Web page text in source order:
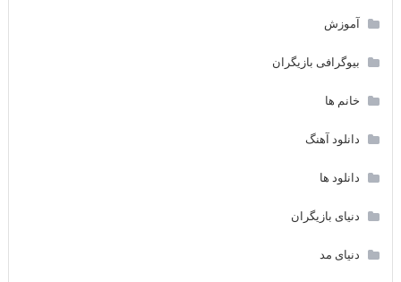
آموزش
بیوگرافی بازیگران
خانم ها
دانلود آهنگ
دانلود ها
دنیای بازیگران
دنیای مد